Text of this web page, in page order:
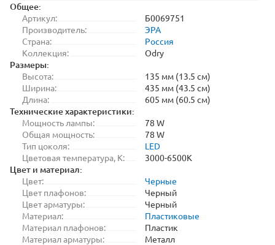
Общее:
Артикул:
Б0069751
Производитель:
ЭРА
Страна:
Россия
Коллекция:
Odry
Размеры:
Высота:
135 мм (13.5 см)
Ширина:
435 мм (43.5 см)
Длина:
605 мм (60.5 см)
Технические характеристики:
Мощность лампы:
78 W
Общая мощность:
78 W
Тип цоколя:
LED
Цветовая температура, K:
3000-6500K
Цвет и материал:
Цвет:
Черные
Цвет плафонов:
Черный
Цвет арматуры:
Черный
Материал:
Пластиковые
Материал плафонов:
Пластик
Материал арматуры:
Металл